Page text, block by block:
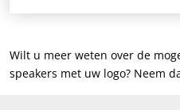
Wilt u meer weten over de
speakers met uw logo? Neem